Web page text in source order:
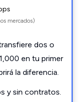
mercados)
dos o
en tu primer
la diferencia.
y sin contratos.